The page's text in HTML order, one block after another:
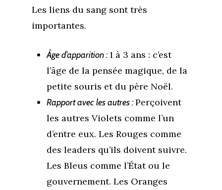
Les liens du sang sont très
importantes.
Âge d’apparition :1 à 3 ans : c’est
l’âge de la pensée magique, de la
petite souris et du père Noël.
Rapport avec les autres :Perçoivent
les autres Violets comme l’un
d’entre eux. Les Rouges comme
des leaders qu’ils doivent suivre.
Les Bleus comme l’État ou le
gouvernement. Les Oranges